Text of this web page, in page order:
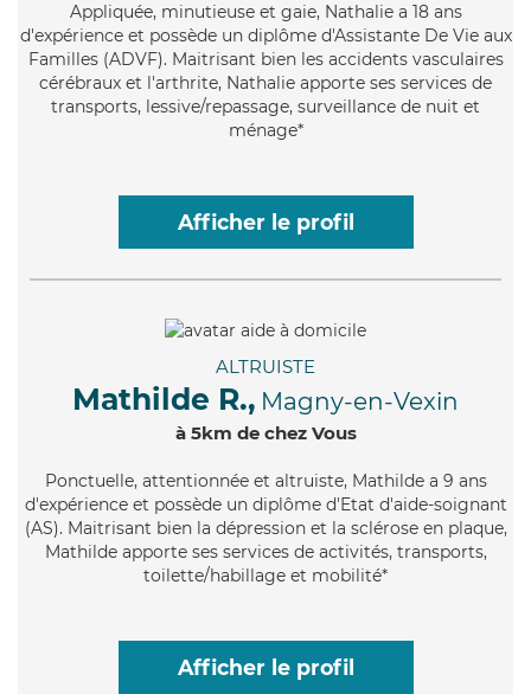
Appliquée, minutieuse et gaie, Nathalie a 18 ans
d'expérience et possède un diplôme d'Assistante De Vie aux
Familles (ADVF). Maitrisant bien les accidents vasculaires
cérébraux et l'arthrite, Nathalie apporte ses services de
transports, lessive/repassage, surveillance de nuit et
ménage*
Afficher le profil
ALTRUISTE
Mathilde R., Magny-en-Vexin
à 5km de chez Vous
Ponctuelle, attentionnée et altruiste, Mathilde a 9 ans
d'expérience et possède un diplôme d'Etat d'aide-soignant
(AS). Maitrisant bien la dépression et la sclérose en plaque,
Mathilde apporte ses services de activités, transports,
toilette/habillage et mobilité*
Afficher le profil